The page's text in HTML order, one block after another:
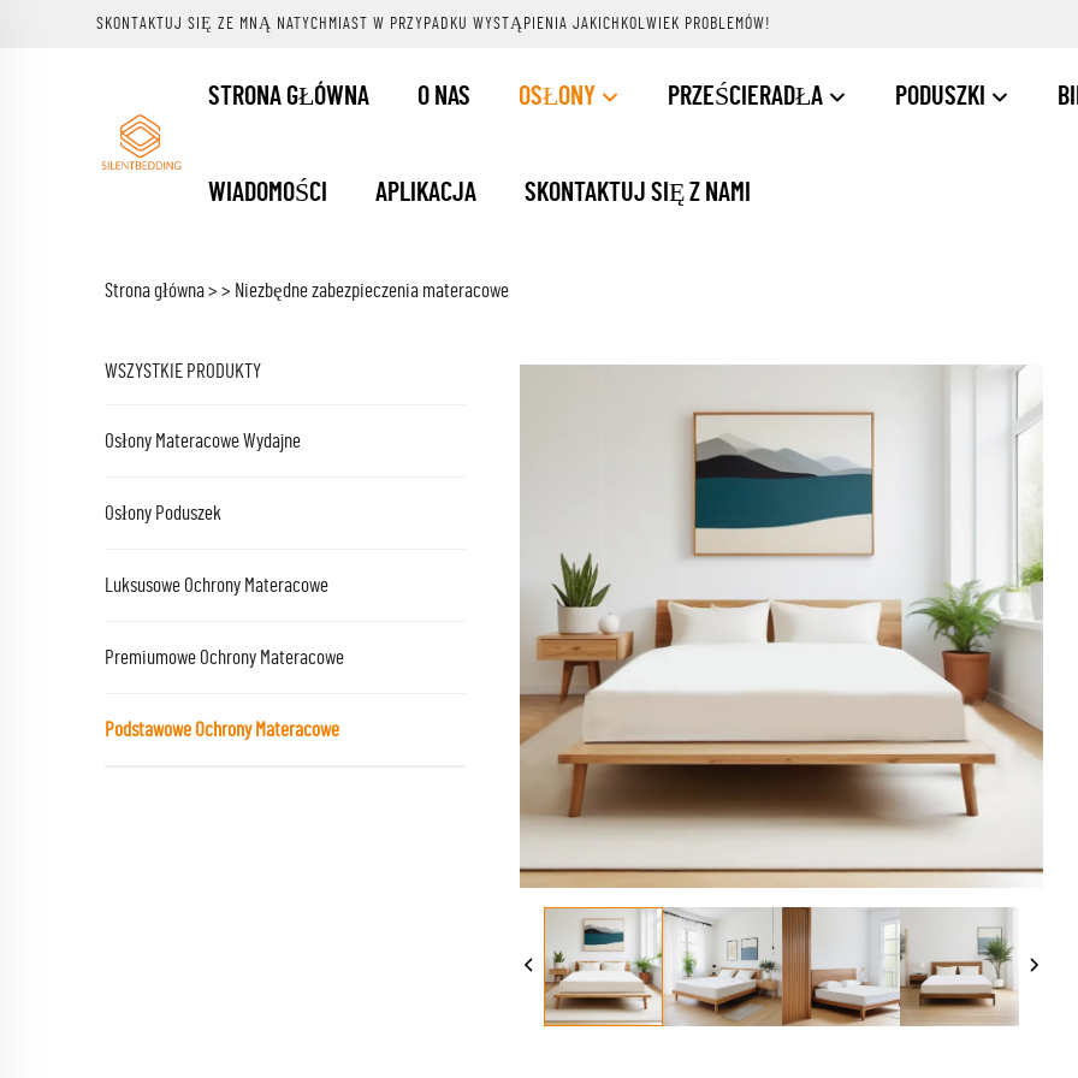
SKONTAKTUJ SIĘ ZE MNĄ NATYCHMIAST W PRZYPADKU WYSTĄPIENIA JAKICHKOLWIEK PROBLEMÓW!
STRONA GŁÓWNA O NAS OSŁONY PRZEŚCIERADŁA PODUSZKI
WIADOMOŚCI APLIKACJA SKONTAKTUJ SIĘ Z NAMI
Strona główna > > Niezbędne zabezpieczenia materacowe
WSZYSTKIE PRODUKTY
Osłony Materacowe Wydajne
Osłony Poduszek
Luksusowe Ochrony Materacowe
Premiumowe Ochrony Materacowe
Podstawowe Ochrony Materacowe